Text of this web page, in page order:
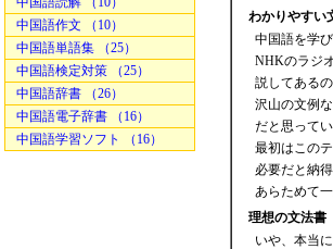
中国語作文 （10）
中国語単語集 （25）
中国語検定対策 （25）
中国語辞書 （26）
中国語電子辞書 （16）
中国語学習ソフト （16）
わかりやすい
中国語を学
NHKのラジ
説してある
沢山の文例
だと思って
最初はこの
必要だと納得
あらためて
理想の文法書
いや、本当